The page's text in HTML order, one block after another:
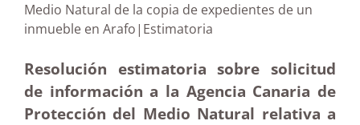
Medio Natural de la copia de expedientes de un
inmueble en Arafo|Estimatoria
Resolución estimatoria sobre solicitud
de información a la Agencia Canaria de
Protección del Medio Natural relativa a